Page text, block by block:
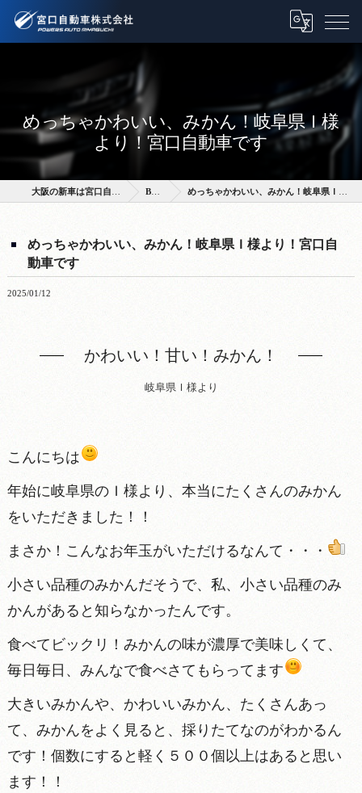
めっちゃかわいい、みかん！岐阜県Ｉ様
より！宮口自動車です
BLOG めっちゃかわいい、みかん！岐阜県Ｉ様より！宮口自動車です
めっちゃかわいい、みかん！岐阜県Ｉ様より！宮口自
動車です
2025/01/12
かわいい！甘い！みかん！
岐阜県Ｉ様より
こんにちは
年始に岐阜県のＩ様より、本当にたくさんのみかん
をいただきました！！
まさか！こんなお年玉がいただけるなんて・・・
小さい品種のみかんだそうで、私、小さい品種のみ
かんがあると知らなかったんです。
食べてビックリ！みかんの味が濃厚で美味しくて、
毎日毎日、みんなで食べさてもらってます
大きいみかんや、かわいいみかん、たくさんあっ
て、みかんをよく見ると、採りたてなのがわかるん
です！個数にすると軽く５００個以上はあると思い
ます！！